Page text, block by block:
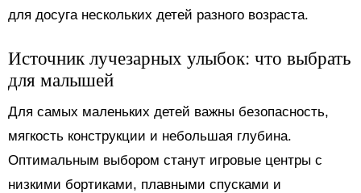
для досуга нескольких детей разного возраста.
Источник лучезарных улыбок: что выбрать
для малышей
Для самых маленьких детей важны безопасность,
мягкость конструкции и небольшая глубина.
Оптимальным выбором станут игровые центры с
низкими бортиками, плавными спусками и